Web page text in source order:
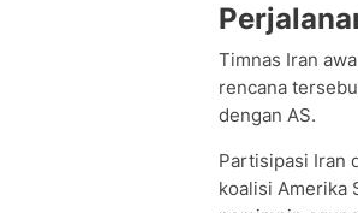
Timnas Iran
rencana
dengan AS.
Partisipasi Iran
koalisi Amerika